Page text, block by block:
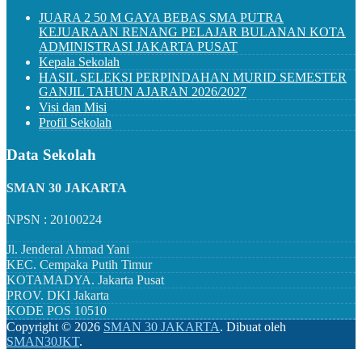
JUARA 2 50 M GAYA BEBAS SMA PUTRA
KEJUARAAN RENANG PELAJAR BULANAN KOTA
ADMINISTRASI JAKARTA PUSAT
Kepala Sekolah
HASIL SELEKSI PERPINDAHAN MURID SEMESTER
GANJIL TAHUN AJARAN 2026/2027
Visi dan Misi
Profil Sekolah
Data Sekolah
SMAN 30 JAKARTA
NPSN : 20100224
Jl. Jenderal Ahmad Yani
KEC. Cempaka Putih Timur
KOTAMADYA. Jakarta Pusat
PROV. DKI Jakarta
KODE POS 10510
Copyright © 2026 SMAN 30 JAKARTA. Dibuat oleh
SMAN30JKT.